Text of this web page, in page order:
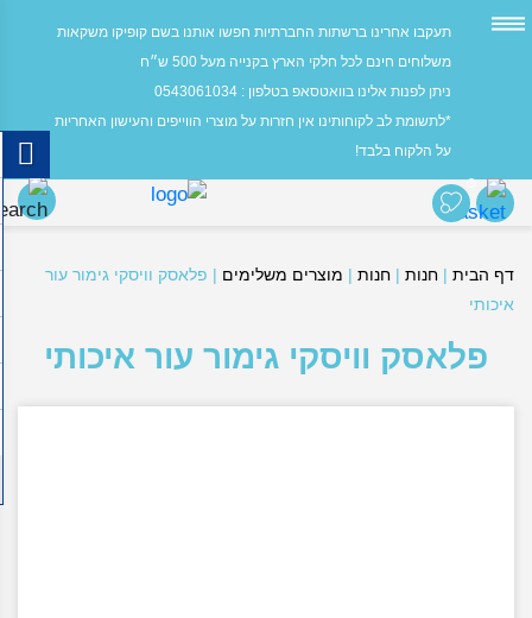
תעקבו אחרינו ברשתות החברתיות חפשו אותנו בשם קופיקו משקאות
משלוחים חינם לכל חלקי הארץ בקנייה מעל 500 ש״ח
ניתן לפנות אלינו בוואטסאפ בטלפון : 0543061034
*לתשומת לב לקוחותינו אין חזרות על מוצרי הווייפים והעישון האחריות
על הלקוח בלבד!
0
דף הבית | חנות | חנות | מוצרים משלימים | פלאסק וויסקי גימור עור
איכותי
פלאסק וויסקי גימור עור איכותי